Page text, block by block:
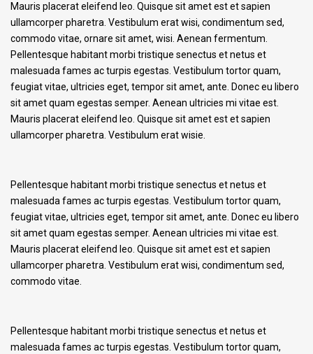
Mauris placerat eleifend leo. Quisque sit amet est et sapien
ullamcorper pharetra. Vestibulum erat wisi, condimentum sed,
commodo vitae, ornare sit amet, wisi. Aenean fermentum.
Pellentesque habitant morbi tristique senectus et netus et
malesuada fames ac turpis egestas. Vestibulum tortor quam,
feugiat vitae, ultricies eget, tempor sit amet, ante. Donec eu libero
sit amet quam egestas semper. Aenean ultricies mi vitae est.
Mauris placerat eleifend leo. Quisque sit amet est et sapien
ullamcorper pharetra. Vestibulum erat wisie.
Pellentesque habitant morbi tristique senectus et netus et
malesuada fames ac turpis egestas. Vestibulum tortor quam,
feugiat vitae, ultricies eget, tempor sit amet, ante. Donec eu libero
sit amet quam egestas semper. Aenean ultricies mi vitae est.
Mauris placerat eleifend leo. Quisque sit amet est et sapien
ullamcorper pharetra. Vestibulum erat wisi, condimentum sed,
commodo vitae.
Pellentesque habitant morbi tristique senectus et netus et
malesuada fames ac turpis egestas. Vestibulum tortor quam,